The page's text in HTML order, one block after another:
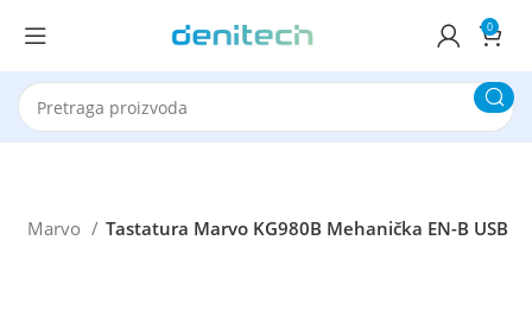
0
Marvo Tastatura Marvo KG980B Mehanička EN-B USB